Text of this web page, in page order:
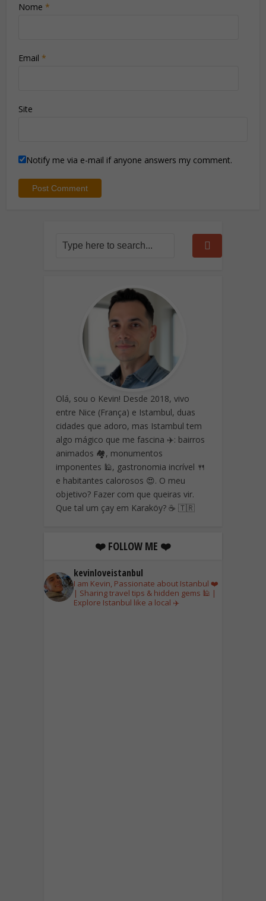
Nome*
Email*
Site
Notify me via e-mail if anyone answers my comment.
Olá, sou o Kevin! Desde 2018, vivo
entre Nice (França) e Istambul, duas
cidades que adoro, mas Istambul tem
algo mágico que me fascina ✈️: bairros
animados 🏘️, monumentos
imponentes 🕌, gastronomia incrível 🍴
e habitantes calorosos 😍. O meu
objetivo? Fazer com que queiras vir.
Que tal um çay em Karaköy? ☕ 🇹🇷
❤️ FOLLOW ME ❤️
kevinloveistanbul
I am Kevin, Passionate about Istanbul ❤️
| Sharing travel tips & hidden gems 🕌 |
Explore Istanbul like a local ✈️